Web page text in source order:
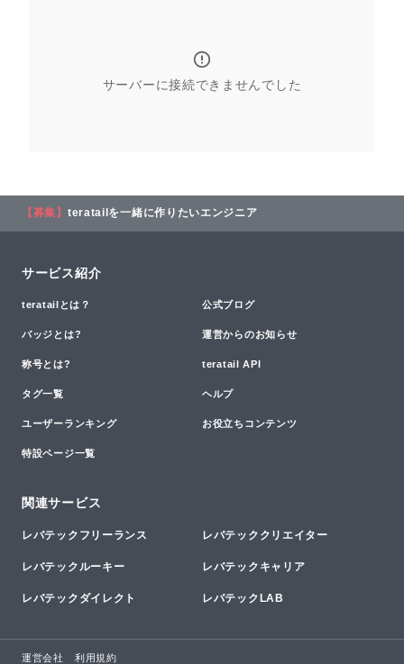
サーバーに接続できませんでした
【募集】 teratailを一緒に作りたいエンジニア
サービス紹介
teratailとは？ 公式ブログ
バッジとは? 運営からのお知らせ
称号とは? teratail API
タグ一覧 ヘルプ
ユーザーランキング お役立ちコンテンツ
特設ページ一覧
関連サービス
レバテックフリーランス レバテッククリエイター
レバテックルーキー レバテックキャリア
レバテックダイレクト レバテックLAB
運営会社 利用規約